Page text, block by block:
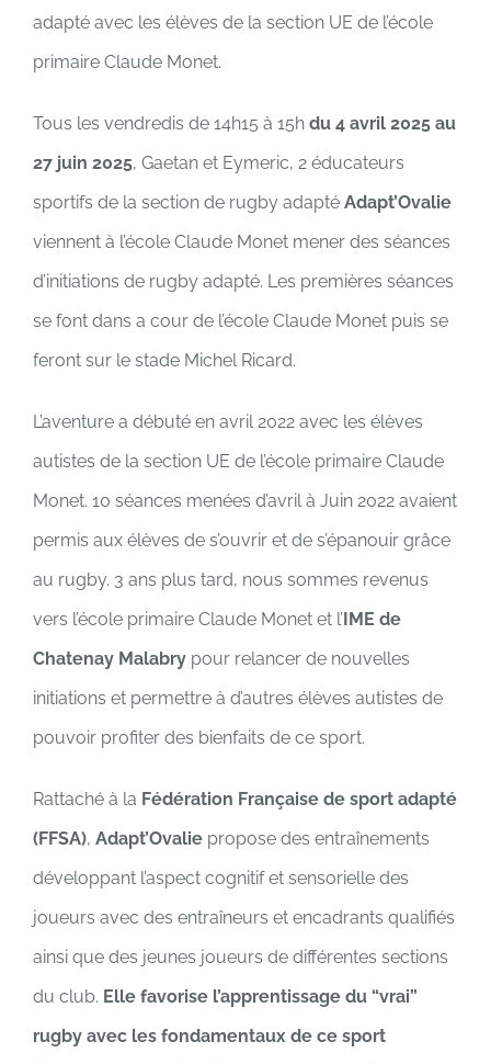
adapté avec les élèves de la section UE de l’école
primaire Claude Monet.
Tous les vendredis de 14h15 à 15h du 4 avril 2025 au
27 juin 2025, Gaetan et Eymeric, 2 éducateurs
sportifs de la section de rugby adapté Adapt’Ovalie
viennent à l’école Claude Monet mener des séances
d’initiations de rugby adapté. Les premières séances
se font dans a cour de l’école Claude Monet puis se
feront sur le stade Michel Ricard.
L’aventure a débuté en avril 2022 avec les élèves
autistes de la section UE de l’école primaire Claude
Monet. 10 séances menées d’avril à Juin 2022 avaient
permis aux élèves de s’ouvrir et de s’épanouir grâce
au rugby. 3 ans plus tard, nous sommes revenus
vers l’école primaire Claude Monet et l’IME de
Chatenay Malabrypour relancer de nouvelles
initiations et permettre à d’autres élèves autistes de
pouvoir profiter des bienfaits de ce sport.
Rattaché à la Fédération Française de sport adapté
(FFSA), Adapt’Ovaliepropose des entraînements
développant l’aspect cognitif et sensorielle des
joueurs avec des entraîneurs et encadrants qualifiés
ainsi que des jeunes joueurs de différentes sections
du club. Elle favorise l’apprentissage du “vrai”
rugby avec les fondamentaux de ce sport